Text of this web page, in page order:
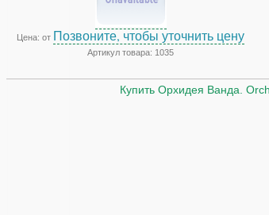
Цена: от Позвоните, чтобы уточнить цену
Артикул товара: 1035
Купить Орхидея Ванда.